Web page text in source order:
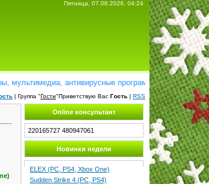
Пятница, 07.08.2026, 04:24
антивирусные программы, справочники,
| Группа "Гости"Приветствую Вас Гость | RSS
Online консультант
220165727 480947061
Новинки недели
ELEX (PC, PS4, Xbox One)
Sudden Strike 4 (PC, PS4)